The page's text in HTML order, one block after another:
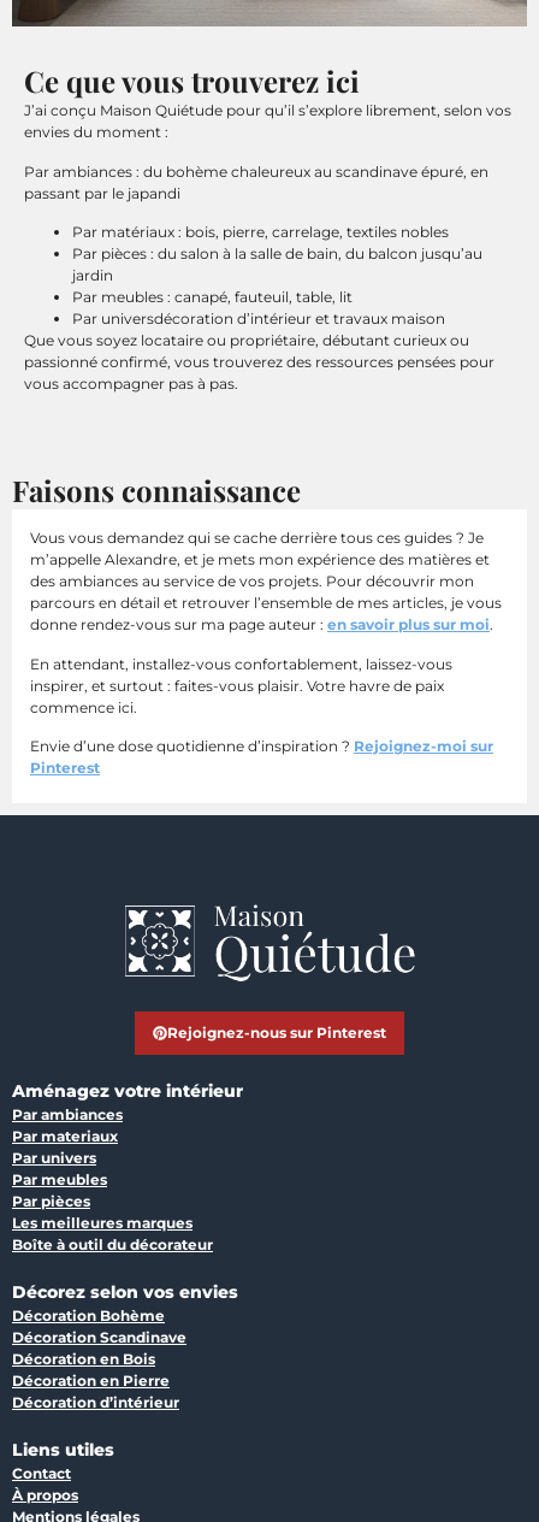
Ce que vous trouverez ici
J’ai conçu Maison Quiétude pour qu’il s’explore librement, selon vos
envies du moment :
Par ambiances : du bohème chaleureux au scandinave épuré, en
passant par le japandi
Par matériaux : bois, pierre, carrelage, textiles nobles
Par pièces : du salon à la salle de bain, du balcon jusqu’au
jardin
Par meubles : canapé, fauteuil, table, lit
Par universdécoration d’intérieur et travaux maison
Que vous soyez locataire ou propriétaire, débutant curieux ou
passionné confirmé, vous trouverez des ressources pensées pour
vous accompagner pas à pas.
Faisons connaissance
Vous vous demandez qui se cache derrière tous ces guides ? Je
m’appelle Alexandre, et je mets mon expérience des matières et
des ambiances au service de vos projets. Pour découvrir mon
parcours en détail et retrouver l’ensemble de mes articles, je vous
donne rendez-vous sur ma page auteur : en savoir plus sur moi.
En attendant, installez-vous confortablement, laissez-vous
inspirer, et surtout : faites-vous plaisir. Votre havre de paix
commence ici.
Envie d’une dose quotidienne d’inspiration ? Rejoignez-moi sur
Pinterest
Rejoignez-nous sur Pinterest
Aménagez votre intérieur
Par ambiances
Par materiaux
Par univers
Par meubles
Par pièces
Les meilleures marques
Boîte à outil du décorateur
Décorez selon vos envies
Décoration Bohème
Décoration Scandinave
Décoration en Bois
Décoration en Pierre
Décoration d’intérieur
Liens utiles
Contact
À propos
Mentions légales